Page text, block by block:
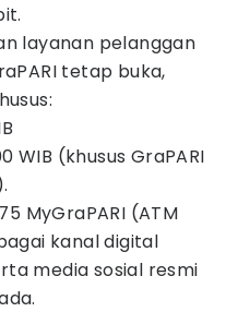
layanan pelanggan
tetap buka,
WIB (khusus GraPARI
MyGraPARI (ATM
kanal digital
media sosial resmi